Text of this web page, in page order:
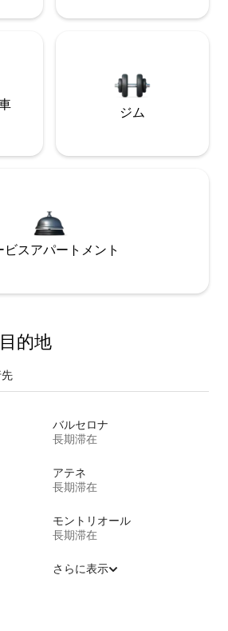
ジム
ビスアパートメント
的⁠地
バルセロナ
長期滞在
アテネ
長期滞在
モントリオール
長期滞在
さらに表示